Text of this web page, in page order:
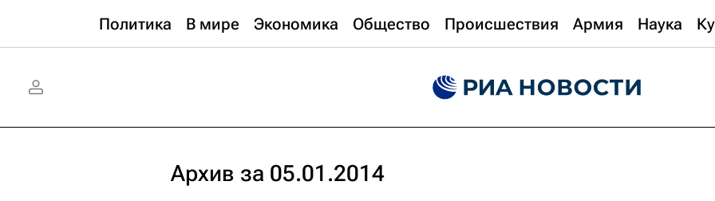
Политика В мире Экономика Общество Происшествия Армия Наука
Архив за 05.01.2014